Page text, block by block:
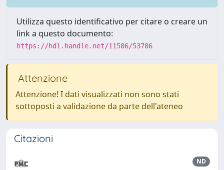
Utilizza questo identificativo per citare o creare un
link a questo documento:
https://hdl.handle.net/11586/53786
Attenzione
Attenzione! I dati visualizzati non sono stati
sottoposti a validazione da parte dell'ateneo
Citazioni
ND